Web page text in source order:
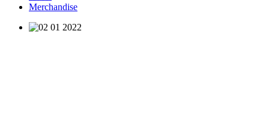
Merchandise